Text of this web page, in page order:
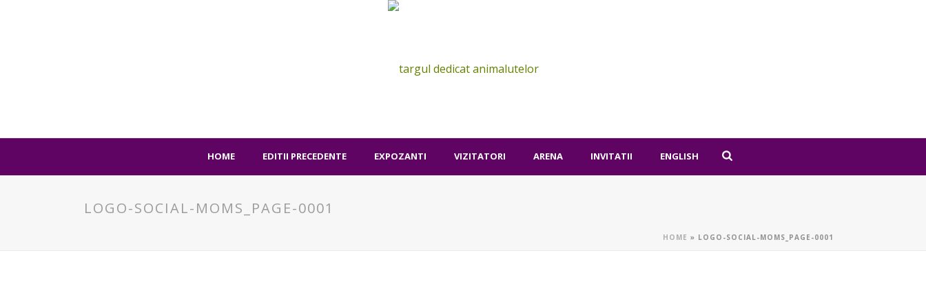
HOME EDITII PRECEDENTE EXPOZANTI VIZITATORI ARENA INVITATII ENGLISH
LOGO-SOCIAL-MOMS_PAGE-0001
HOME » LOGO-SOCIAL-MOMS_PAGE-0001